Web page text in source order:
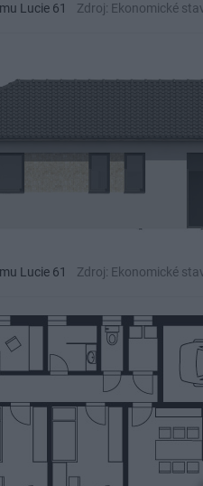
Lucie 61 Zdroj: Ekonomické
Lucie 61 Zdroj: Ekonomické